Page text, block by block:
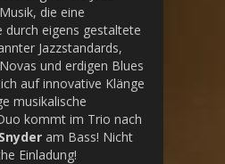
die eine
durch eigens gestaltete
Jazzstandards,
und erdigen Blues
auf innovative Klänge
musikalische
kommt im Trio nach
am Bass! Nicht
Einladung!